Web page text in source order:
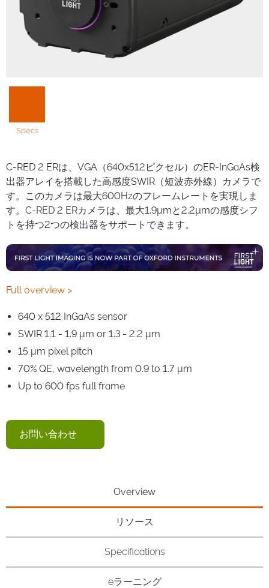
Specs
C-RED 2 ERは、VGA（640x512ピクセル）のER-InGaAs検
出器アレイを搭載した高感度SWIR（短波赤外線）カメラで
す。このカメラは最大600Hzのフレームレートを実現しま
す。C-RED 2 ERカメラは、最大1.9µmと2.2µmの感度シフ
トを持つ2つの検出器をサポートできます。
Full overview >
640 x 512 InGaAs sensor
SWIR 1.1 - 1.9 μm or 1.3 - 2.2 μm
15 μm pixel pitch
70% QE, wavelength from 0.9 to 1.7 μm
Up to 600 fps full frame
お問い合わせ
Overview
リソース
Specifications
eラーニング